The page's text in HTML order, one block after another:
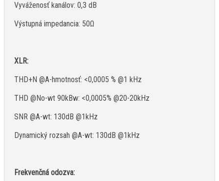
Vyváženosť kanálov: 0,3 dB
Výstupná impedancia: 50Ω
XLR:
THD+N @A-hmotnosť: <0,0005 % @1 kHz
THD @No-wt 90kBw: <0,0005% @20-20kHz
SNR @A-wt: 130dB @1kHz
Dynamický rozsah @A-wt: 130dB @1kHz
Frekvenčná odozva: